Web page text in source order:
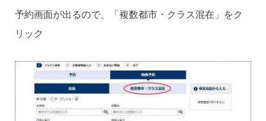
予約画面が出るので、「複数都市・クラス混在」をク
リック